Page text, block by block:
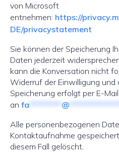
von Microsoft
entnehmen: https://privacy
DE/privacystatement
Sie können der Speicherung
Daten jederzeit
kann die Konversation nicht
Widerruf der Einwilligung und
Speicherung erfolgt per E-Mail
an fa ******** @
Alle personenbezogenen
Kontaktaufnahme
diesem Fall gelöscht.